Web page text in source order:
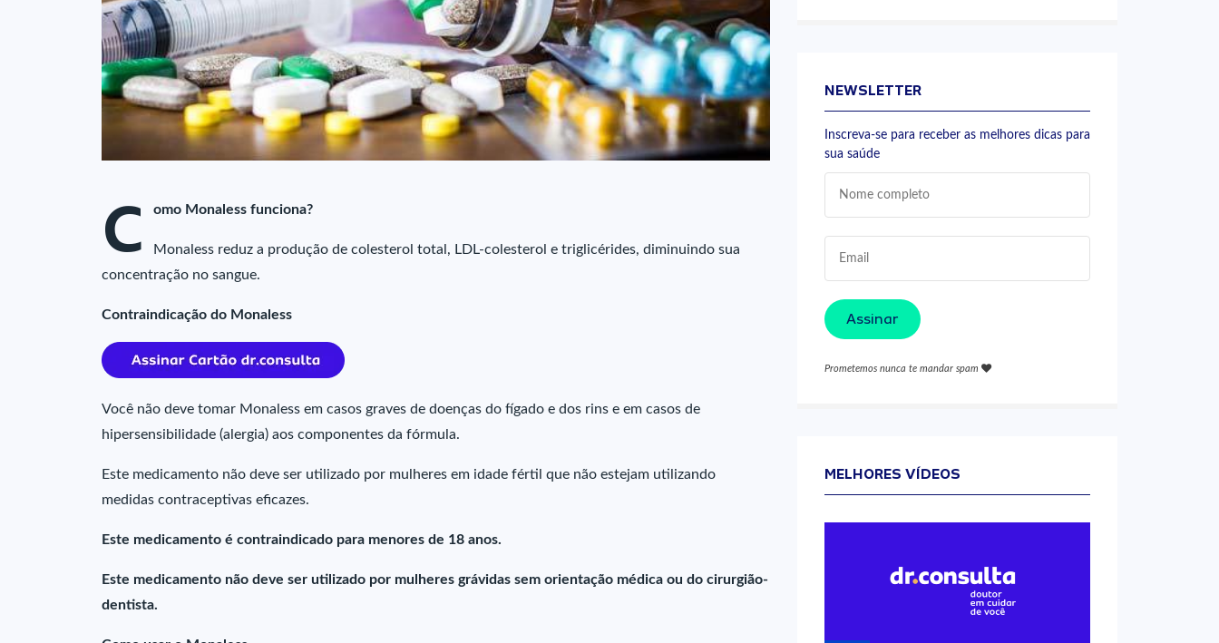
C omo Monaless funciona?
Monaless reduz a produção de colesterol total, LDL-colesterol e triglicérides, diminuindo sua
concentração no sangue.
Contraindicação do Monaless
Você não deve tomar Monaless em casos graves de doenças do fígado e dos rins e em casos de
hipersensibilidade (alergia) aos componentes da fórmula.
Este medicamento não deve ser utilizado por mulheres em idade fértil que não estejam utilizando
medidas contraceptivas eficazes.
Este medicamento é contraindicado para menores de 18 anos.
Este medicamento não deve ser utilizado por mulheres grávidas sem orientação médica ou do cirurgião-
dentista.
NEWSLETTER
Inscreva-se para receber as melhores dicas para
sua saúde
Assinar
Prometemos nunca te mandar spam
MELHORES VÍDEOS